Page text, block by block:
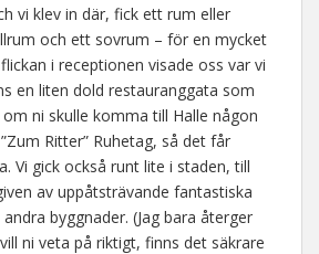
vi klev in där, fick ett rum eller
och ett sovrum – för en mycket
i receptionen visade oss var vi
en liten dold restauranggata som
ni skulle komma till Halle någon
Ritter” Ruhetag, så det får
Vi gick också runt lite i staden, till
av uppåtsträvande fantastiska
byggnader. (Jag bara återger
ni veta på riktigt, finns det säkrare